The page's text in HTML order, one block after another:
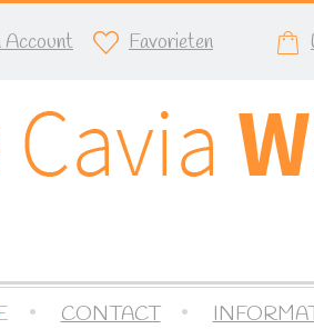
Account Favorieten
CONTACT